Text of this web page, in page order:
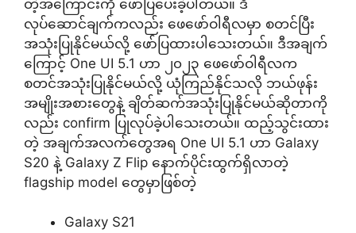
တဲ့အကြောင်းကို ဖော်ပြပေးခဲ့ပါတယ်။ ဒီ
လုပ်ဆောင်ချက်ကလည်း ဖေဖော်ဝါရီလမှာ စတင်ပြီး
အသုံးပြုနိုင်မယ်လို့ ဖော်ပြထားပါသေးတယ်။ ဒီအချက်
ကြောင့် One UI 5.1 ဟာ ၂၀၂၃ ဖေဖော်ဝါရီလက
စတင်အသုံးပြုနိုင်မယ်လို့ ယုံကြည်နိုင်သလို ဘယ်ဖုန်း
အမျိုးအစားတွေနဲ့ ချိတ်ဆက်အသုံးပြုနိုင်မယ်ဆိုတာကို
လည်း confirm ပြုလုပ်ခဲ့ပါသေးတယ်။ ထည့်သွင်းထား
တဲ့ အချက်အလက်တွေအရ One UI 5.1 ဟာ Galaxy
S20 နဲ့ Galaxy Z Flip နောက်ပိုင်းထွက်ရှိလာတဲ့
flagship model တွေမှာဖြစ်တဲ့
Galaxy S21